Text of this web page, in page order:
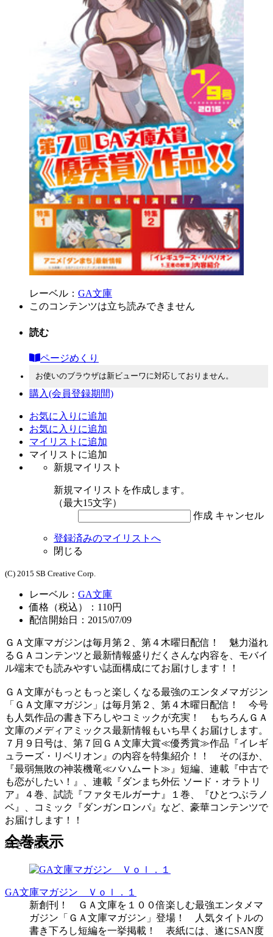
レーベル： GA文庫
このコンテンツは立ち読みできません
読む
ページめくり
お使いのブラウザは新ビューワに対応しておりません。
購入(会員登録期間)
お気に入りに追加
お気に入りに追加
マイリストに追加
マイリストに追加
新規マイリスト
新規マイリストを作成します。
（最大15文字）
作成 キャンセル
登録済みのマイリストへ
閉じる
(C) 2015 SB Creative Corp.
レーベル： GA文庫
価格（税込）：110円
配信開始日：2015/07/09
ＧＡ文庫マガジンは毎月第２、第４木曜日配信！ 魅力溢れ
るＧＡコンテンツと最新情報盛りだくさんな内容を、モバイ
ル端末でも読みやすい誌面構成にてお届けします！！
ＧＡ文庫がもっともっと楽しくなる最強のエンタメマガジン
「ＧＡ文庫マガジン」は毎月第２、第４木曜日配信！ 今号
も人気作品の書き下ろしやコミックが充実！ もちろんＧＡ
文庫のメディアミックス最新情報もいち早くお届けします。
７月９日号は、第７回ＧＡ文庫大賞≪優秀賞≫作品『イレギ
ュラーズ・リベリオン』の内容を特集紹介！！ そのほか、
『最弱無敗の神装機竜≪バハムート≫』短編、連載『中古で
も恋がしたい！』、連載『ダンまち外伝 ソード・オラトリ
ア』４巻、試読『ファタモルガーナ』１巻、『ひとつぶラノ
ベ』、コミック『ダンガンロンパ』など、豪華コンテンツで
お届けします！！
続きを読む
全巻表示
GA文庫マガジン Ｖｏｌ．１
新創刊！ ＧＡ文庫を１００倍楽しむ最強エンタメマ
ガジン「ＧＡ文庫マガジン」登場！ 人気タイトルの
書き下ろし短編を一挙掲載！ 表紙には、遂にSAN度